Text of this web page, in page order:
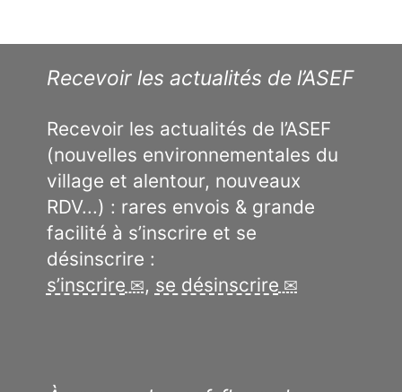
Recevoir les actualités de l’ASEF
Recevoir les actualités de l’ASEF
(nouvelles environnementales du
village et alentour, nouveaux
RDV...) : rares envois & grande
facilité à s’inscrire et se
désinscrire :
s’inscrire
, se désinscrire